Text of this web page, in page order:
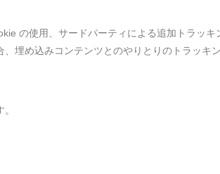
の使用、サードパーティによる追加トラッ
埋め込みコンテンツとのやりとりのトラッキ